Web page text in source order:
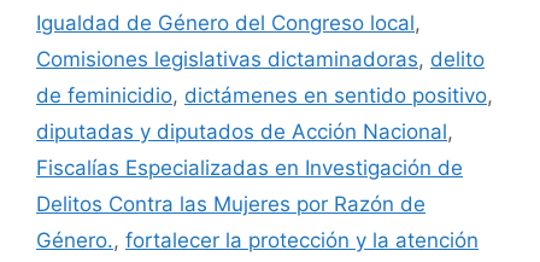
Igualdad de Género del Congreso local,
Comisiones legislativas dictaminadoras, delito
de feminicidio, dictámenes en sentido positivo,
diputadas y diputados de Acción Nacional,
Fiscalías Especializadas en Investigación de
Delitos Contra las Mujeres por Razón de
Género., fortalecer la protección y la atención